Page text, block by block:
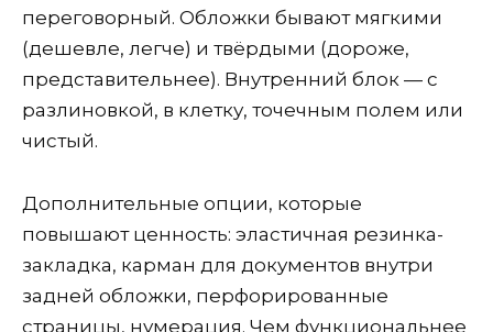
переговорный. Обложки бывают мягкими
(дешевле, легче) и твёрдыми (дороже,
представительнее). Внутренний блок — с
разлиновкой, в клетку, точечным полем или
чистый.
Дополнительные опции, которые
повышают ценность: эластичная резинка-
закладка, карман для документов внутри
задней обложки, перфорированные
страницы, нумерация. Чем функциональнее